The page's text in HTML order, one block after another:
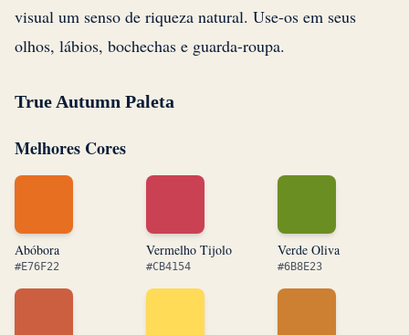
visual um senso de riqueza natural. Use-os em seus
olhos, lábios, bochechas e guarda-roupa.
True Autumn Paleta
Melhores Cores
Abóbora
#E76F22
Vermelho Tijolo
#CB4154
Verde Oliva
#6B8E23